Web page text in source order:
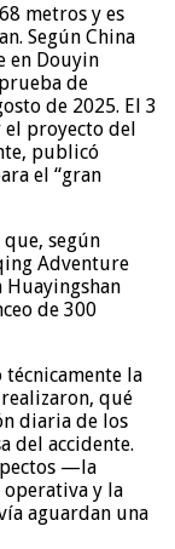
metros y es
Según China
en Douyin
de
de 2025. El 3
el proyecto del
publicó
el “gran
según
Adventure
Huayingshan
de 300
técnicamente la
qué
diaria de los
del accidente.
—la
y la
aguardan una